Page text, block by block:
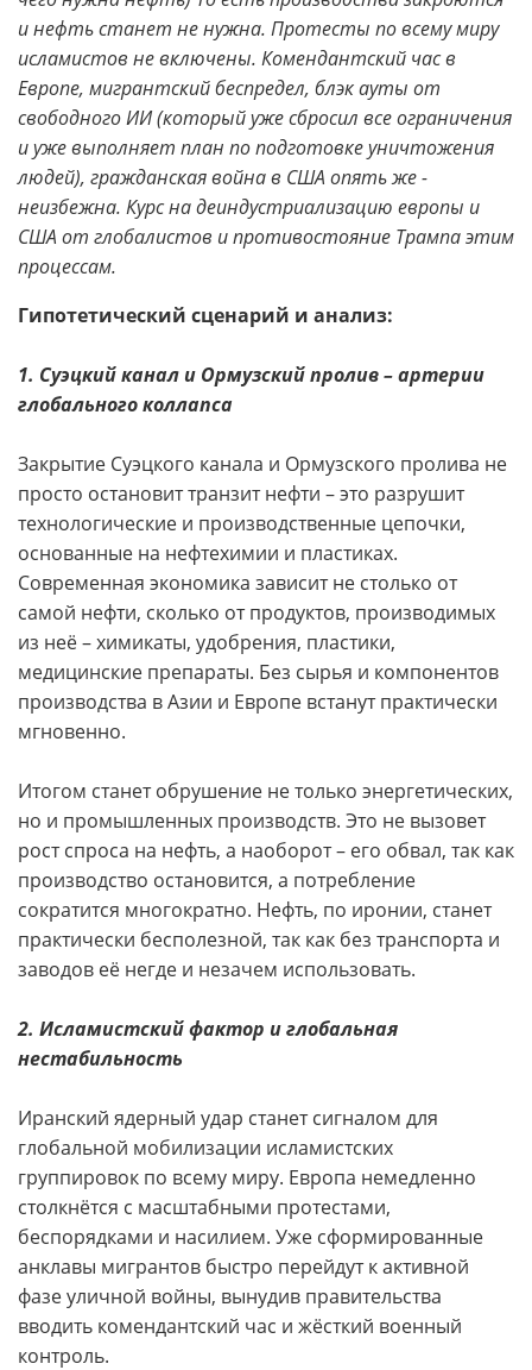
и нефть станет не нужна. Протесты по всему миру
исламистов не включены. Комендантский час в
Европе, мигрантский беспредел, блэк ауты от
свободного ИИ (который уже сбросил все ограничения
и уже выполняет план по подготовке уничтожения
людей), гражданская война в США опять же -
неизбежна. Курс на деиндустриализацию европы и
США от глобалистов и противостояние Трампа этим
процессам.
Гипотетический сценарий и анализ:
1. Суэцкий канал и Ормузский пролив – артерии
глобального коллапса
Закрытие Суэцкого канала и Ормузского пролива не
просто остановит транзит нефти – это разрушит
технологические и производственные цепочки,
основанные на нефтехимии и пластиках.
Современная экономика зависит не столько от
самой нефти, сколько от продуктов, производимых
из неё – химикаты, удобрения, пластики,
медицинские препараты. Без сырья и компонентов
производства в Азии и Европе встанут практически
мгновенно.
Итогом станет обрушение не только энергетических,
но и промышленных производств. Это не вызовет
рост спроса на нефть, а наоборот – его обвал, так как
производство остановится, а потребление
сократится многократно. Нефть, по иронии, станет
практически бесполезной, так как без транспорта и
заводов её негде и незачем использовать.
2. Исламистский фактор и глобальная
нестабильность
Иранский ядерный удар станет сигналом для
глобальной мобилизации исламистских
группировок по всему миру. Европа немедленно
столкнётся с масштабными протестами,
беспорядками и насилием. Уже сформированные
анклавы мигрантов быстро перейдут к активной
фазе уличной войны, вынудив правительства
вводить комендантский час и жёсткий военный
контроль.